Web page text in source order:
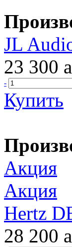
JL
23 300 a
-
Купить
Акция
Акция
Hertz
28 200 a